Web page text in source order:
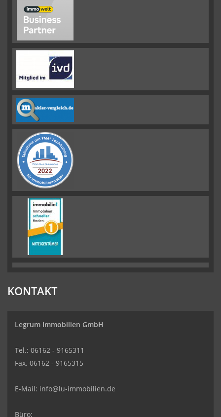
KONTAKT
Legrum Immobilien GmbH
Tel.: 06162 - 9165311
Fax. 06162 - 9165315
E-Mail: info@lu-immobilien.de
Büro: